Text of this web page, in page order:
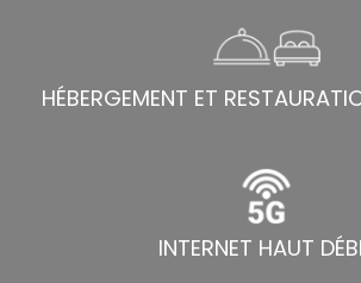
INTERNET HAUT
HÉBERGEMENT ET